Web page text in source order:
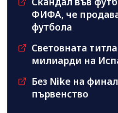
ФИФА, че
футбола
Световната
милиарди на
Без Nike на
първенство